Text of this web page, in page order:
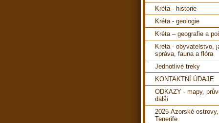
Kréta - historie
Kréta - geologie
Kréta – geografie a
Kréta - obyvatelstvo,
správa, fauna a flóra
Jednotlivé treky
KONTAKTNÍ ÚDAJE
ODKAZY - mapy,
další
2025-Azorské
Tenerife